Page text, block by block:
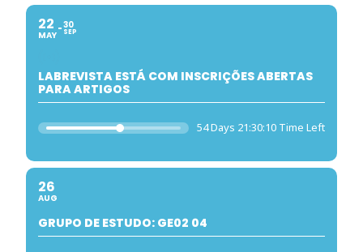
22
MAY
30
SEP
LABREVISTA ESTÁ COM INSCRIÇÕES ABERTAS
PARA ARTIGOS
54 Days 21:30:09 Time Left
26
AUG
GRUPO DE ESTUDO: GE02 04